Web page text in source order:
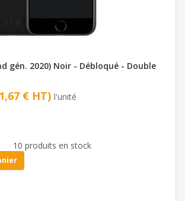
gén. 2020) Noir - Débloqué - Double
€ HT) l'unité
10 produits en stock